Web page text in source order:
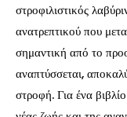
στροφιλιστικός
ανατρεπτικού που
σημαντική από το
αναπτύσσεται,
στροφή. Για ένα